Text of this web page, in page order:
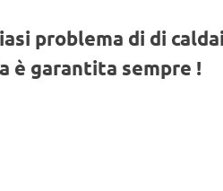
problema di di
è garantita sempre !